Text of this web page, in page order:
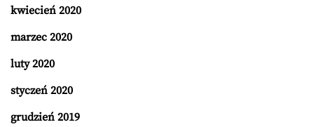
kwiecień 2020
marzec 2020
luty 2020
styczeń 2020
grudzień 2019